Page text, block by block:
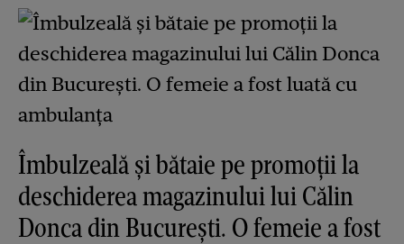
Îmbulzeală și bătaie pe promoții la
deschiderea magazinului lui Călin
Donca din București. O femeie a fost